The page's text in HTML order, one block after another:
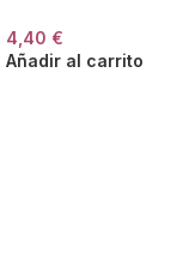
4,40 €
Añadir al carrito